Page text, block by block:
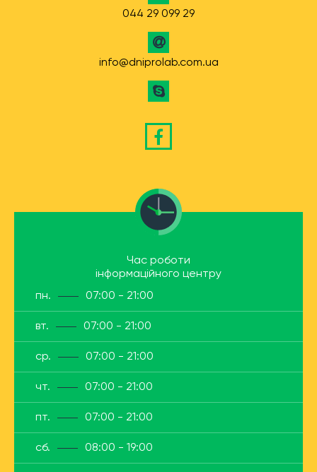
044 29 099 29
info@dniprolab.com.ua
Час роботи
інформаційного центру
пн.
07:00 - 21:00
вт. 07:00 - 21:00
ср. 07:00 - 21:00
чт. 07:00 - 21:00
пт. 07:00 - 21:00
сб. 08:00 - 19:00